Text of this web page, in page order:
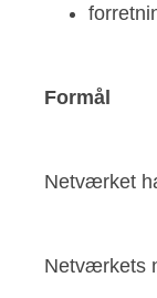
Formål
Netværket
Netværkets